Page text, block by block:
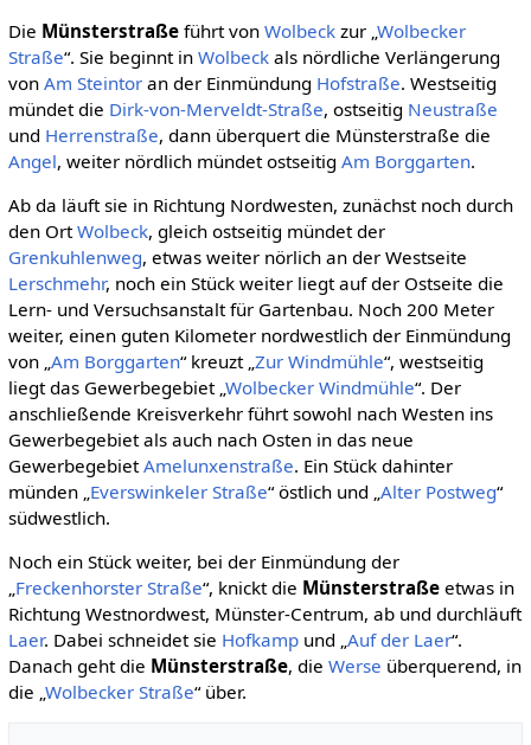
Die Münsterstraßeführt von Wolbeckzur „ Wolbecker
Straße“. Sie beginnt in Wolbeckals nördliche Verlängerung
von Am Steintoran der Einmündung Hofstraße. Westseitig
mündet die Dirk-von-Merveldt-Straße, ostseitig Neustraße
und Herrenstraße, dann überquert die Münsterstraße die
Angel, weiter nördlich mündet ostseitig Am Borggarten.
Ab da läuft sie in Richtung Nordwesten, zunächst noch durch
den OrtWolbeck, gleich ostseitig mündet der
Grenkuhlenweg, etwas weiter nörlich an der Westseite
Lerschmehr, noch ein Stück weiter liegt auf der Ostseite die
Lern- und Versuchsanstalt für Gartenbau. Noch 200 Meter
weiter, einen guten Kilometer nordwestlich der Einmündung
von „ Am Borggarten“ kreuzt „ Zur Windmühle“, westseitig
liegt das Gewerbegebiet „ Wolbecker Windmühle“. Der
anschließende Kreisverkehr führt sowohl nach Westen ins
Gewerbegebiet als auch nach Osten in das neue
GewerbegebietAmelunxenstraße. Ein Stück dahinter
münden „ Everswinkeler Straße“ östlich und „ Alter Postweg“
südwestlich.
Noch ein Stück weiter, bei der Einmündung der
„Freckenhorster Straße“, knickt die Münsterstraßeetwas in
Richtung Westnordwest, Münster-Centrum, ab und durchläuft
Laer. Dabei schneidet sie Hofkampund „Auf der Laer“.
Danach geht die Münsterstraße, die Werse überquerend, in
die „Wolbecker Straße“ über.